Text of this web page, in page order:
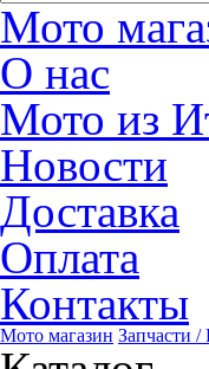
Мото
О нас
Мото из
Новости
Доставка
Оплата
Контакты
Мото магазин Запчасти /